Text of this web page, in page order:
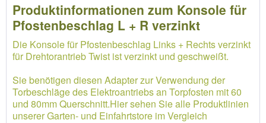
Produktinformationen zum Konsole für
Pfostenbeschlag L + R verzinkt
Die Konsole für Pfostenbeschlag Links + Rechts verzinkt
für Drehtorantrieb Twist ist verzinkt und geschweißt.
Sie benötigen diesen Adapter zur Verwendung der
Torbeschläge des Elektroantriebs an Torpfosten mit 60
und 80mm Querschnitt.Hier sehen Sie alle Produktlinien
unserer Garten- und Einfahrtstore im Vergleich